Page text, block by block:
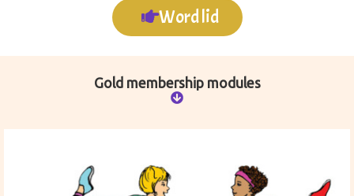
Word lid
Gold membership modules